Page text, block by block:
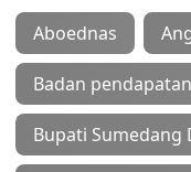
Aboednas
Badan
Bupati